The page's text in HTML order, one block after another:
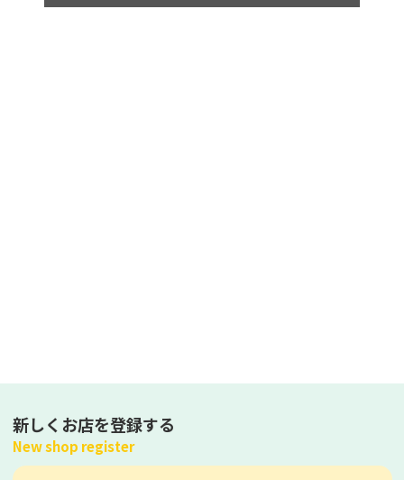
新しくお店を登録する
New shop register